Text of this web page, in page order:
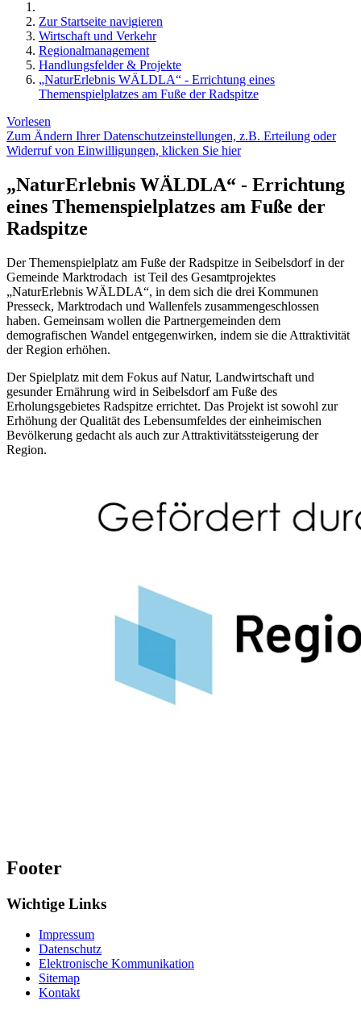
Zur Startseite navigieren
Wirtschaft und Verkehr
Regionalmanagement
Handlungsfelder & Projekte
„NaturErlebnis WÄLDLA“ - Errichtung eines
Themenspielplatzes am Fuße der Radspitze
Vorlesen
Zum Ändern Ihrer Datenschutzeinstellungen, z.B. Erteilung oder
Widerruf von Einwilligungen, klicken Sie hier
„NaturErlebnis WÄLDLA“ - Errichtung
eines Themenspielplatzes am Fuße der
Radspitze
Der Themenspielplatz am Fuße der Radspitze in Seibelsdorf in der
Gemeinde Marktrodach ist Teil des Gesamtprojektes
„NaturErlebnis WÄLDLA“, in dem sich die drei Kommunen
Presseck, Marktrodach und Wallenfels zusammengeschlossen
haben. Gemeinsam wollen die Partnergemeinden dem
demografischen Wandel entgegenwirken, indem sie die Attraktivität
der Region erhöhen.
Der Spielplatz mit dem Fokus auf Natur, Landwirtschaft und
gesunder Ernährung wird in Seibelsdorf am Fuße des
Erholungsgebietes Radspitze errichtet. Das Projekt ist sowohl zur
Erhöhung der Qualität des Lebensumfeldes der einheimischen
Bevölkerung gedacht als auch zur Attraktivitätssteigerung der
Region.
Footer
Wichtige Links
Impressum
Datenschutz
Elektronische Kommunikation
Sitemap
Kontakt